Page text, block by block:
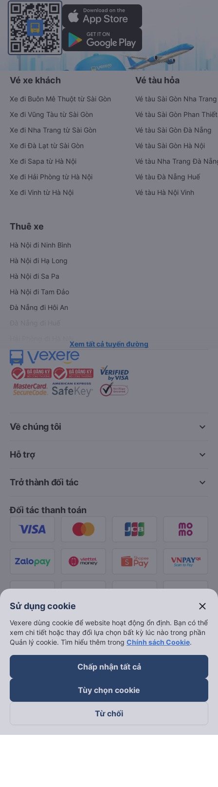
Vé xe khách
Xe đi Buôn Mê Thuột từ Sài Gòn
Xe đi Vũng Tàu từ Sài Gòn
Xe đi Nha Trang từ Sài Gòn
Xe đi Đà Lạt từ Sài Gòn
Xe đi Sapa từ Hà Nội
Xe đi Hải Phòng từ Hà Nội
Xe đi Vinh từ Hà Nội
Vé tàu hỏa
Vé tàu Sài Gòn Nha Trang
Vé tàu Sài Gòn Phan Thiết
Vé tàu Sài Gòn Đà Nẵng
Vé tàu Sài Gòn Hà Nội
Vé tàu Nha Trang Đà
Vé tàu Đà Nẵng Huế
Vé tàu Hà Nội Vinh
Thuê xe
Hà Nội đi Ninh Bình
Hà Nội đi Hạ Long
Hà Nội đi Sa Pa
Hà Nội đi Tam Đảo
Đà Nẵng đi Hội An
Xem tất cả tuyến đường
keyboard_arrow_down
Về chúng tôi
keyboard_arrow_down
Hỗ trợ
keyboard_arrow_down
Trở thành đối tác
Đối tác thanh toán
Theo dõi chúng tôi trên
Sử dụng cookie close
Vexere dùng cookie để website hoạt động ổn định. Bạn có thể
xem chi tiết hoặc thay đổi lựa chọn bất kỳ lúc nào trong phần
Quản lý cookie. Tìm hiểu thêm trong Chính sách Cookie.
Chấp nhận tất cả
Tùy chọn cookie
Từ chối